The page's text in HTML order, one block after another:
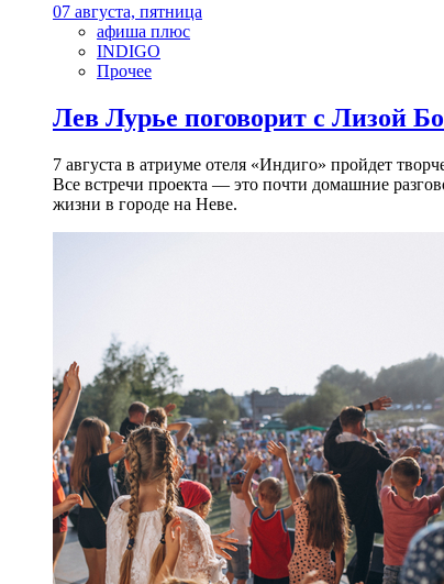
07 августа, пятница
афиша плюс
INDIGO
Прочее
Лев Лурье поговорит с Лизой
7 августа в атриуме отеля «Индиго» пройдет
Все встречи проекта — это почти домашние
жизни в городе на Неве.